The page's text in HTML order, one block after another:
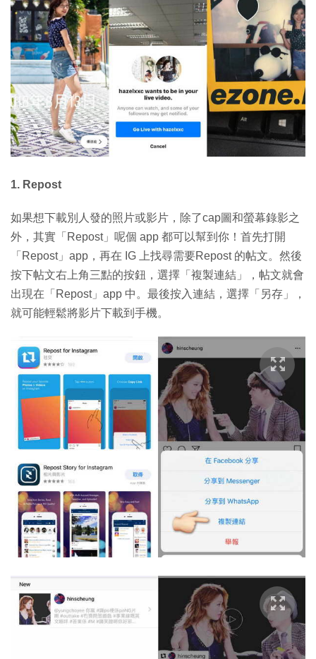
1. Repost
如果想下載別人發的照片或影片，除了cap圖和螢幕錄影之
外，其實「Repost」呢個 app 都可以幫到你！首先打開
「Repost」app，再在 IG 上找尋需要Repost 的帖文。然後
按下帖文右上角三點的按鈕，選擇「複製連結」，帖文就會
出現在「Repost」app 中。最後按入連結，選擇「另存」，
就可能輕鬆將影片下載到手機。